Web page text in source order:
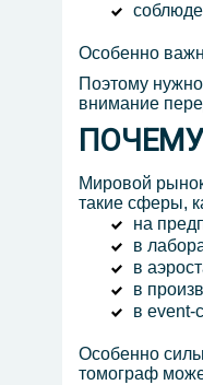
Особенно
Поэтому нужно
внимание
Мировой
такие сферы,
на
в
в
в
в event-
Особенно
томограф